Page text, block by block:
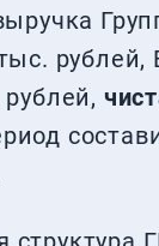
рублей,